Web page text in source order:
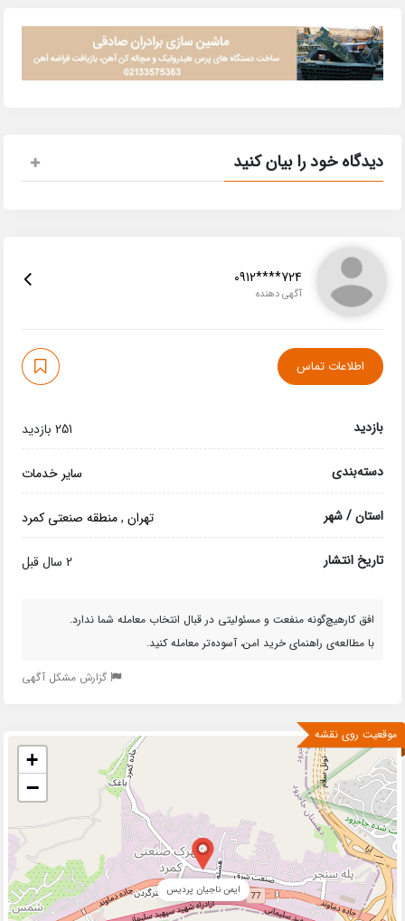
دیدگاه خود را بیان کنید
0912****724
آگهی دهنده
اطلاعات تماس
بازدید 251 بازدید
دسته‌بندی سایر خدمات
استان / شهر تهران,منطقه صنعتی کمرد
تاریخ انتشار 2 سال قبل
افق کارهیچ‌گونه منفعت و مسئولیتی در قبال انتخاب معامله شما ندارد.
با مطالعه‌ی راهنمای خرید امن، آسوده‌تر معامله کنید.
گزارش مشکل آگهی
موقعیت روی نقشه
ایمن ناجیان پردیس
+
−